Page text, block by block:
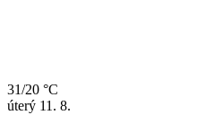
31/20 °C
úterý 11. 8.